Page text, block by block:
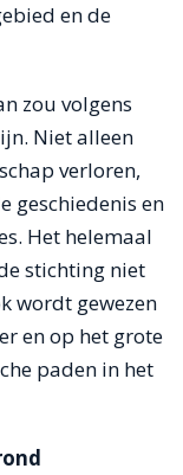
en de
zou volgens
Niet alleen
verloren,
geschiedenis en
Het helemaal
stichting niet
wordt gewezen
en op het grote
paden in het